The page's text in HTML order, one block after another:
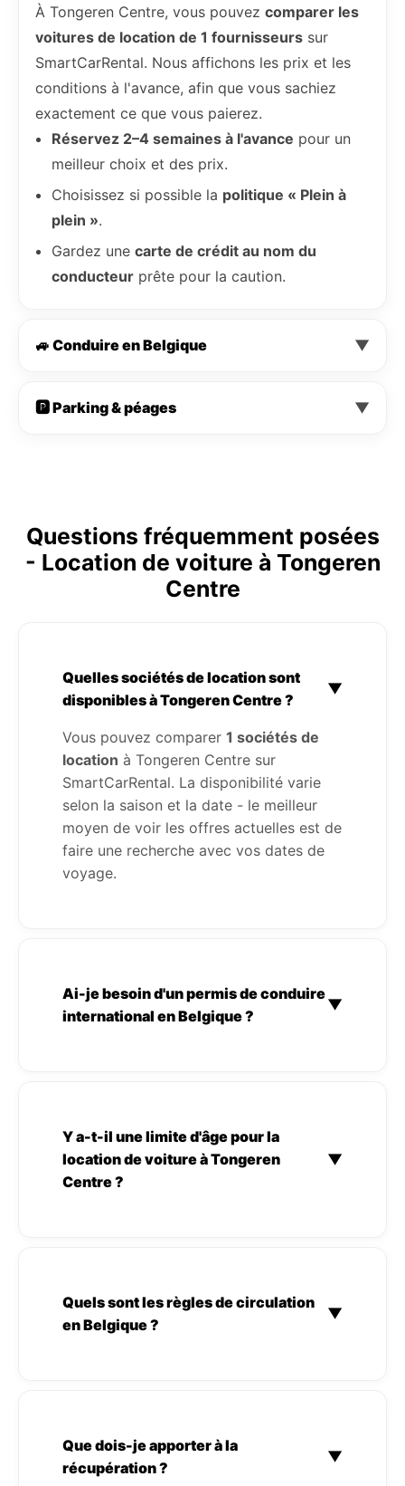
À Tongeren Centre, vous pouvez comparer les
voitures de location de 1 fournisseurs sur
SmartCarRental. Nous affichons les prix et les
conditions à l'avance, afin que vous sachiez
exactement ce que vous paierez.
Réservez 2–4 semaines à l'avance pour un
meilleur choix et des prix.
Choisissez si possible la politique « Plein à
plein ».
Gardez une carte de crédit au nom du
conducteur prête pour la caution.
🚙 Conduire en Belgique ▼
🅿️ Parking & péages ▼
Questions fréquemment posées
- Location de voiture à Tongeren
Centre
Quelles sociétés de location sont
disponibles à Tongeren Centre ?
▼
Vous pouvez comparer 1 sociétés de
location à Tongeren Centre sur
SmartCarRental. La disponibilité varie
selon la saison et la date - le meilleur
moyen de voir les offres actuelles est de
faire une recherche avec vos dates de
voyage.
Ai-je besoin d'un permis de conduire
international en Belgique ?
▼
Y a-t-il une limite d'âge pour la
location de voiture à Tongeren
Centre ?
▼
Quels sont les règles de circulation
en Belgique ?
▼
Que dois-je apporter à la
récupération ?
▼